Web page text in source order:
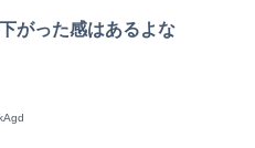
がった感はあるよな